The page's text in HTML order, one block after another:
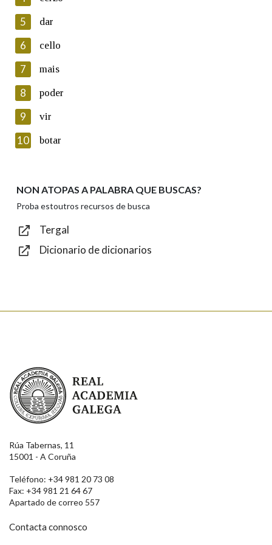
Lin e acepto as condicións da política de
Introduce o código que aparece na imaxe:
Texto de verificación
Enviar
5 dar
6 cello
7 mais
8 poder
9 vir
10 botar
NON ATOPAS A PALABRA QUE BUSCAS?
Proba estoutros recursos de busca
Tergal
Dicionario de dicionarios
Real Academia Galega
Rúa Tabernas, 11
15001 - A Coruña
Teléfono: +34 981 20 73 08
Fax: +34 981 21 64 67
Apartado de correo 557
Contacta connosco